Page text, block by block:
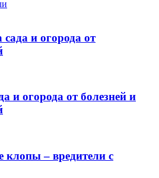
и огорода от
и огорода от болезней и
клопы – вредители с